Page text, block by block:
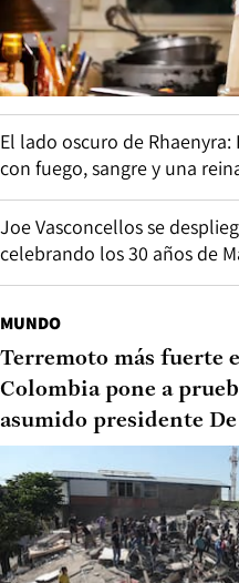
El lado oscuro de
con fuego, sangre y una
Joe Vasconcellos se
celebrando los 30 años de
MUNDO
Terremoto más fuerte
Colombia pone a
asumido presidente